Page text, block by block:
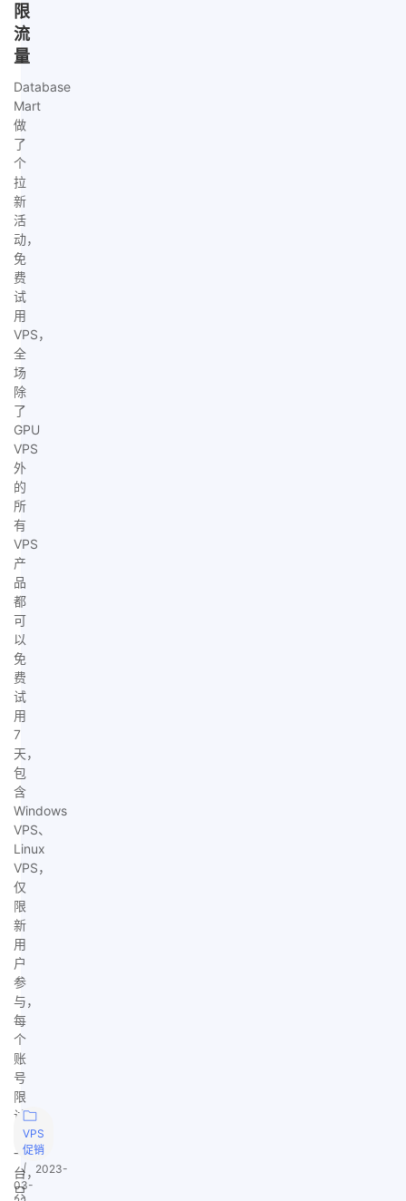
限
流
量
Database
Mart
做
了
个
拉
新
活
动，
免
费
试
用
VPS，
全
场
除
了
GPU
VPS
外
的
所
有
VPS
产
品
都
可
以
免
费
试
用
7
天，
包
含
Windows
VPS、
Linux
VPS，
仅
限
新
用
户
参
与，
每
个
账
号
限
试
用
一
台，
只
VPS
促销
|
2023-
03-